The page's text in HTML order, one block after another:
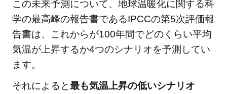
この未来予測について、地球温暖化に関する科
学の最高峰の報告書であるIPCCの第5次評価報
告書は、これからが100年間でどのくらい平均
気温が上昇するか4つのシナリオを予測してい
ます。
それによると最も気温上昇の低いシナリオ